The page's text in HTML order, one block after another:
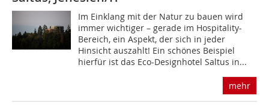
Im Einklang mit der Natur zu bauen wird
immer wichtiger – gerade im Hospitality-
Bereich, ein Aspekt, der sich in jeder
Hinsicht auszahlt! Ein schönes Beispiel
hierfür ist das Eco-Designhotel Saltus in...
mehr